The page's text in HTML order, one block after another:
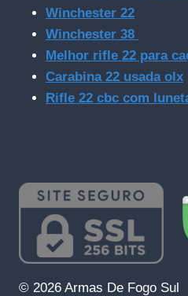
Winchester 22
Winchester 38
Melhor rifle 22 para
Carabina 22 usada olx
Rifle 22 cbc com
© 2026 Armas De Fogo Sul